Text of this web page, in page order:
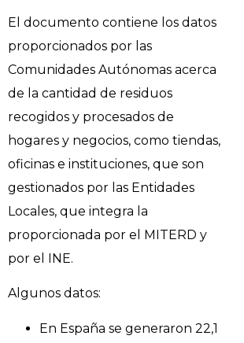
El documento contiene los datos
proporcionados por las
Comunidades Autónomas acerca
de la cantidad de residuos
recogidos y procesados de
hogares y negocios, como tiendas,
oficinas e instituciones, que son
gestionados por las Entidades
Locales, que integra la
proporcionada por el MITERD y
por el INE.
Algunos datos:
En España se generaron 22,1